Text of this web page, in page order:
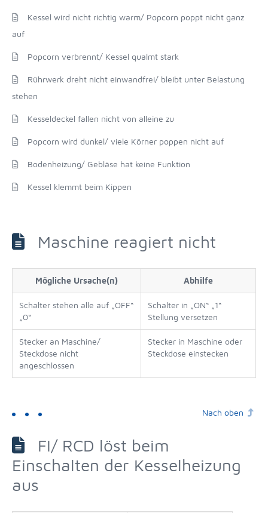
Kessel wird nicht richtig warm/ Popcorn poppt nicht ganz
auf
Popcorn verbrennt/ Kessel qualmt stark
Rührwerk dreht nicht einwandfrei/ bleibt unter Belastung
stehen
Kesseldeckel fallen nicht von alleine zu
Popcorn wird dunkel/ viele Körner poppen nicht auf
Bodenheizung/ Gebläse hat keine Funktion
Kessel klemmt beim Kippen
Maschine reagiert nicht
Mögliche Ursache(n) Abhilfe
Schalter stehen alle auf „OFF“
„0“
Schalter in „ON“ „1“
Stellung versetzen
Stecker an Maschine/
Steckdose nicht
angeschlossen
Stecker in Maschine oder
Steckdose einstecken
Nach oben
FI/ RCD löst beim
Einschalten der Kesselheizung
aus